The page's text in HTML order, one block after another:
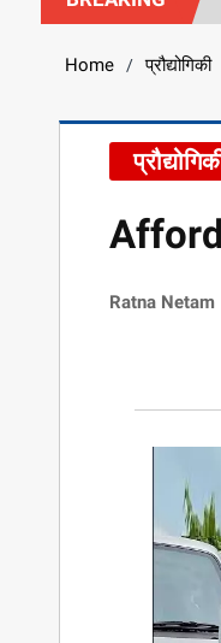
Home / प्रौद्योगिकी
Ratna Netam